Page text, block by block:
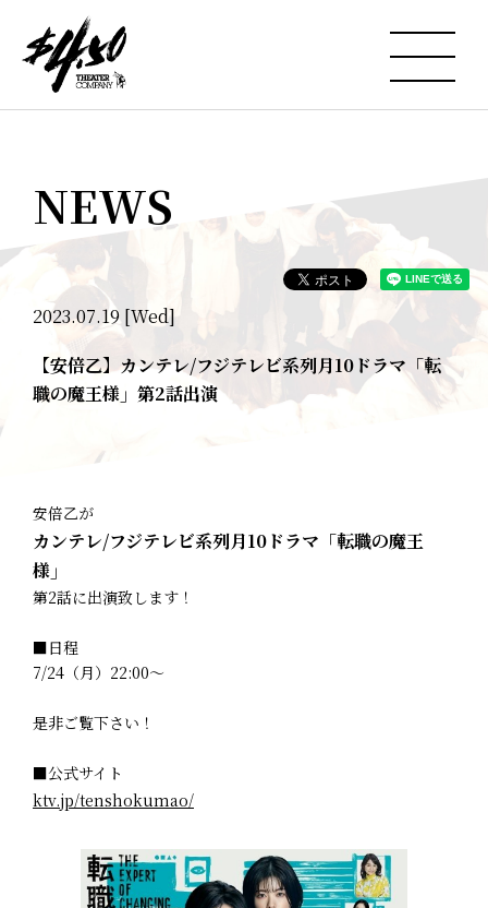
NEWS
2023.07.19 [Wed]
【安倍乙】カンテレ/フジテレビ系列月10ドラマ「転
職の魔王様」第2話出演
安倍乙が
カンテレ/フジテレビ系列月10ドラマ「転職の魔王
様」
第2話に出演致します！
■日程
7/24（月）22:00～
是非ご覧下さい！
■公式サイト
ktv.jp/tenshokumao/